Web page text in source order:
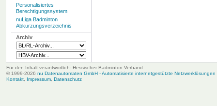
Personalisiertes
Berechtigungssystem
nuLiga Badminton
Abkürzungsverzeichnis
Archiv
Für den Inhalt verantwortlich: Hessischer Badminton-Verband
© 1999-2026 nu Datenautomaten GmbH - Automatisierte internetgestützte Netzwerklösungen
Kontakt, Impressum, Datenschutz